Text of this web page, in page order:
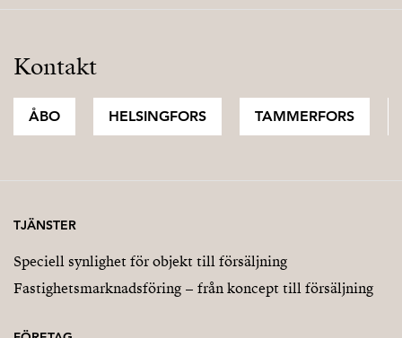
Kontakt
ÅBO HELSINGFORS TAMMERFORS
TJÄNSTER
Speciell synlighet för objekt till försäljning
Fastighetsmarknadsföring – från koncept till försäljning